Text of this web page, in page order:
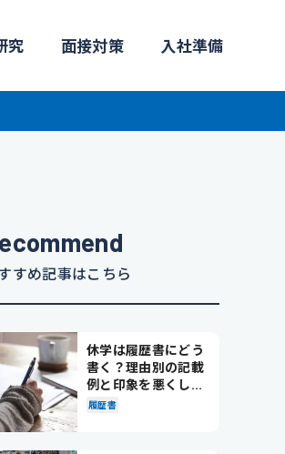
究 面接対策 入社準備
すめ記事はこちら
休学は履歴書にどう
書く？理由別の記載
例と印象を悪くしな
い書き方を解説
履歴書